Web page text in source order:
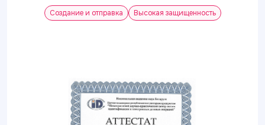
Создание и отправка Высокая защищенность